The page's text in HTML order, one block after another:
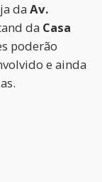
da Av.
da Casa
poderão
e ainda